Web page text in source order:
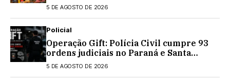
5 DE AGOSTO DE 2026
Policial
Operação Gift: Polícia Civil cumpre 93
ordens judiciais no Paraná e Santa
Catarina
5 DE AGOSTO DE 2026